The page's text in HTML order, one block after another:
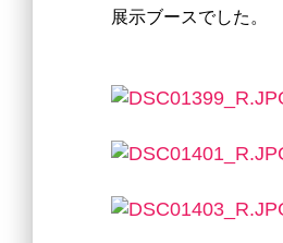
展示ブースでした。